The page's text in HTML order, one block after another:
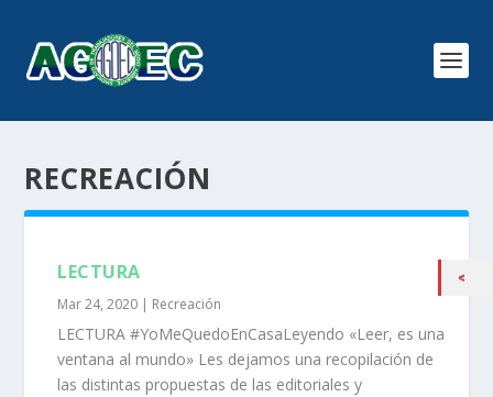
RECREACIÓN
LECTURA
Mar 24, 2020 | Recreación
LECTURA #YoMeQuedoEnCasaLeyendo «Leer, es una
ventana al mundo» Les dejamos una recopilación de
las distintas propuestas de las editoriales y